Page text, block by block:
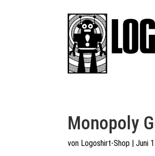
Monopoly
von Logoshirt-Shop |Juni